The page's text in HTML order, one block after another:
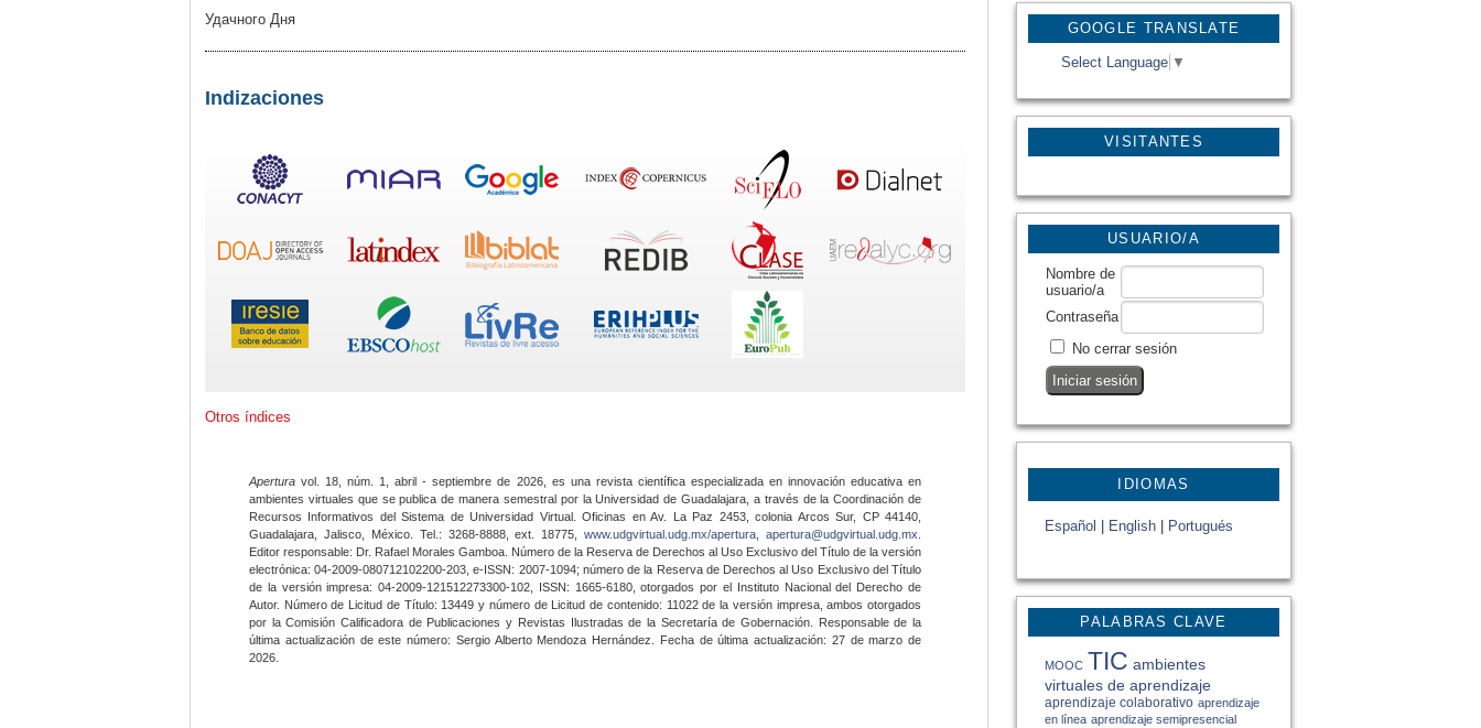
GOOGLE TRANSLATE
Select Language ▼
VISITANTES
USUARIO/A
Nombre de
usuario/a
Contraseña
No cerrar sesión
IDIOMAS
Español English Portugués
PALABRAS CLAVE
MOOC TIC ambientes
virtuales de aprendizaje
aprendizaje colaborativo aprendizaje
en línea aprendizaje semipresencial
Удачного Дня
Indizaciones
Otros índices
Apertura vol. 18, núm. 1, abril - septiembre de 2026, es una revista científica especializada en innovación educativa en
ambientes virtuales que se publica de manera semestral por la Universidad de Guadalajara, a través de la Coordinación de
Recursos Informativos del Sistema de Universidad Virtual. Oficinas en Av. La Paz 2453, colonia Arcos Sur, CP 44140,
Guadalajara, Jalisco, México. Tel.: 3268-8888, ext. 18775,www.udgvirtual.udg.mx/apertura apertura@udgvirtual.udg.mx
Editor responsable: Dr. Rafael Morales Gamboa. Número de la Reserva de Derechos al Uso Exclusivo del Título de la versión
electrónica: 04-2009-080712102200-203, e-ISSN: 2007-1094; número de la Reserva de Derechos al Uso Exclusivo del Título
de la versión impresa: 04-2009-121512273300-102, ISSN: 1665-6180, otorgados por el Instituto Nacional del Derecho de
Autor. Número de Licitud de Título: 13449 y número de Licitud de contenido: 11022 de la versión impresa, ambos otorgados
por la Comisión Calificadora de Publicaciones y Revistas Ilustradas de la Secretaría de Gobernación. Responsable de la
última actualización de este número: Sergio Alberto Mendoza Hernández. Fecha de última actualización: 27 de marzo de
2026.